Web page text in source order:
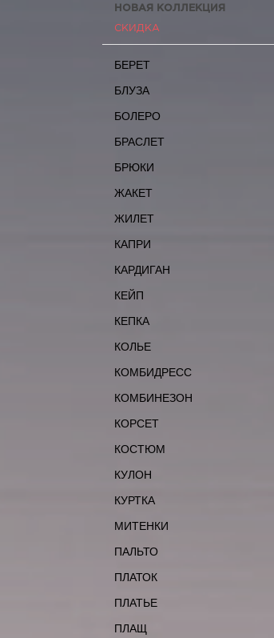
НОВАЯ КОЛЛЕКЦИЯ
СКИДКА
БЕРЕТ
БЛУЗА
БОЛЕРО
БРАСЛЕТ
БРЮКИ
ЖАКЕТ
ЖИЛЕТ
КАПРИ
КАРДИГАН
КЕЙП
КЕПКА
КОЛЬЕ
КОМБИДРЕСС
КОМБИНЕЗОН
КОРСЕТ
КОСТЮМ
КУЛОН
КУРТКА
МИТЕНКИ
ПАЛЬТО
ПЛАТОК
ПЛАТЬЕ
ПЛАЩ